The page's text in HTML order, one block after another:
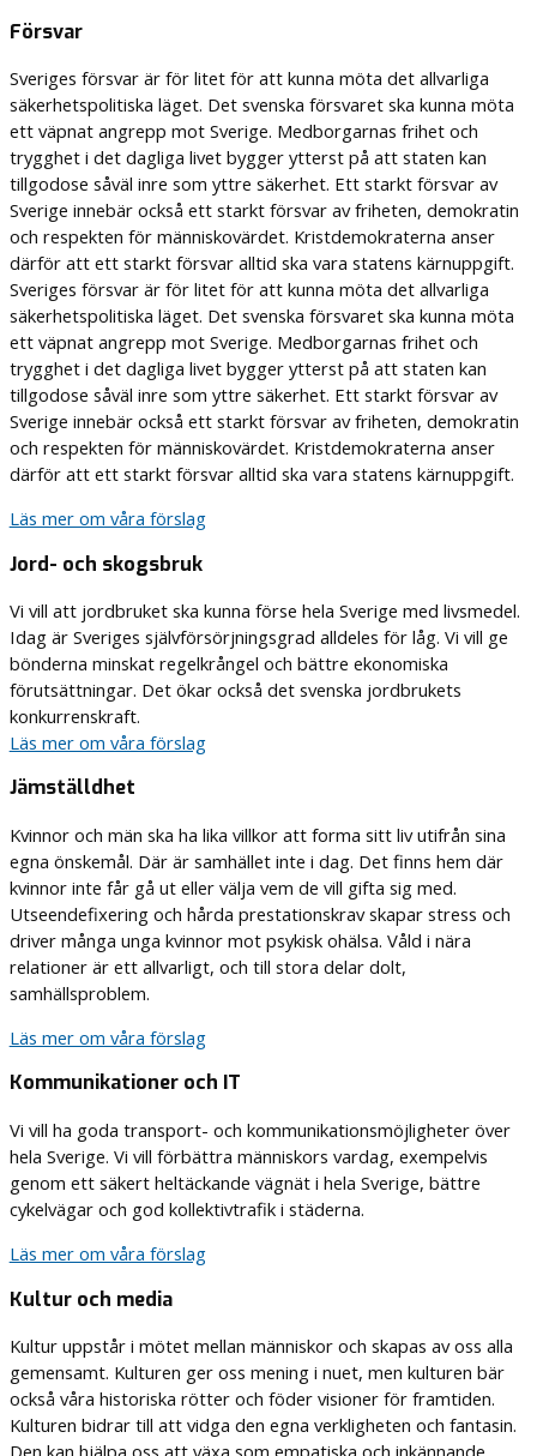
Försvar
Sveriges försvar är för litet för att kunna möta det allvarliga
säkerhetspolitiska läget. Det svenska försvaret ska kunna möta
ett väpnat angrepp mot Sverige. Medborgarnas frihet och
trygghet i det dagliga livet bygger ytterst på att staten kan
tillgodose såväl inre som yttre säkerhet. Ett starkt försvar av
Sverige innebär också ett starkt försvar av friheten, demokratin
och respekten för människovärdet. Kristdemokraterna anser
därför att ett starkt försvar alltid ska vara statens kärnuppgift.
Sveriges försvar är för litet för att kunna möta det allvarliga
säkerhetspolitiska läget. Det svenska försvaret ska kunna möta
ett väpnat angrepp mot Sverige. Medborgarnas frihet och
trygghet i det dagliga livet bygger ytterst på att staten kan
tillgodose såväl inre som yttre säkerhet. Ett starkt försvar av
Sverige innebär också ett starkt försvar av friheten, demokratin
och respekten för människovärdet. Kristdemokraterna anser
därför att ett starkt försvar alltid ska vara statens kärnuppgift.
Läs mer om våra förslag
Jord- och skogsbruk
Vi vill att jordbruket ska kunna förse hela Sverige med livsmedel.
Idag är Sveriges självförsörjningsgrad alldeles för låg. Vi vill ge
bönderna minskat regelkrångel och bättre ekonomiska
förutsättningar. Det ökar också det svenska jordbrukets
konkurrenskraft.
Läs mer om våra förslag
Jämställdhet
Kvinnor och män ska ha lika villkor att forma sitt liv utifrån sina
egna önskemål. Där är samhället inte i dag. Det finns hem där
kvinnor inte får gå ut eller välja vem de vill gifta sig med.
Utseendefixering och hårda prestationskrav skapar stress och
driver många unga kvinnor mot psykisk ohälsa. Våld i nära
relationer är ett allvarligt, och till stora delar dolt,
samhällsproblem.
Läs mer om våra förslag
Kommunikationer och IT
Vi vill ha goda transport- och kommunikationsmöjligheter över
hela Sverige. Vi vill förbättra människors vardag, exempelvis
genom ett säkert heltäckande vägnät i hela Sverige, bättre
cykelvägar och god kollektivtrafik i städerna.
Läs mer om våra förslag
Kultur och media
Kultur uppstår i mötet mellan människor och skapas av oss alla
gemensamt. Kulturen ger oss mening i nuet, men kulturen bär
också våra historiska rötter och föder visioner för framtiden.
Kulturen bidrar till att vidga den egna verkligheten och fantasin.
Den kan hjälpa oss att växa som empatiska och inkännande